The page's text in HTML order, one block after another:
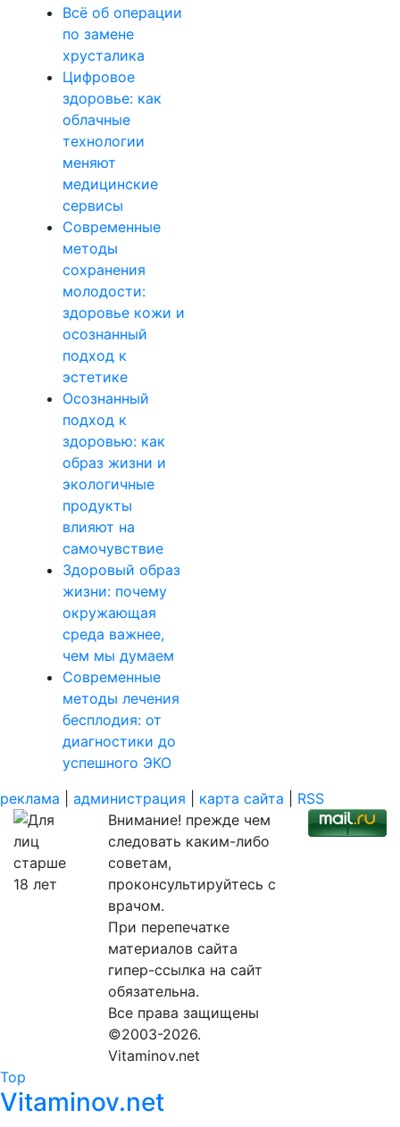
Всё об операции
по замене
хрусталика
Цифровое
здоровье: как
облачные
технологии
меняют
медицинские
сервисы
Современные
методы
сохранения
молодости:
здоровье кожи и
осознанный
подход к
эстетике
Осознанный
подход к
здоровью: как
образ жизни и
экологичные
продукты
влияют на
самочувствие
Здоровый образ
жизни: почему
окружающая
среда важнее,
чем мы думаем
Современные
методы лечения
бесплодия: от
диагностики до
успешного ЭКО
реклама
администрация карта сайта
RSS
Внимание! прежде чем
следовать каким-либо
советам,
проконсультируйтесь с
врачом.
При перепечатке
материалов сайта
гипер-ссылка на сайт
обязательна.
Все права защищены
©2003-2026.
Vitaminov.net
Top
Vitaminov.net